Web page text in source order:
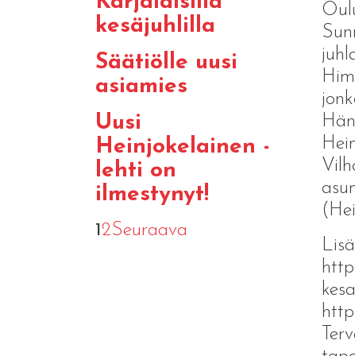
kesäjuhlilla
Säätiölle uusi
asiamies
Uusi
Heinjokelainen -
lehti on
ilmestynyt!
12Seuraava